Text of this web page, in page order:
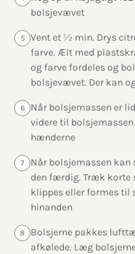
bolsjevævet
5
Vent et ½ min. Drys
farve. Ælt med
og farve fordeles og
bolsjevævet. Der kan
6
Når bolsjemassen er
videre til
hænderne
7
Når bolsjemassen kan
den færdig. Træk korte
klippes eller formes til
hinanden
8
Bolsjerne pakkes
afkølede. Læg